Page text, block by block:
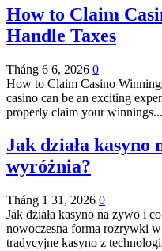
How to Claim
Handle Taxes
Tháng 6 6, 2026 0
How to Claim Casino
casino can be an exciting
properly claim your winnings...
Jak działa kasyno
wyróżnia?
Tháng 1 31, 2026 0
Jak działa kasyno na żywo i
nowoczesna forma rozrywki
tradycyjne kasyno z